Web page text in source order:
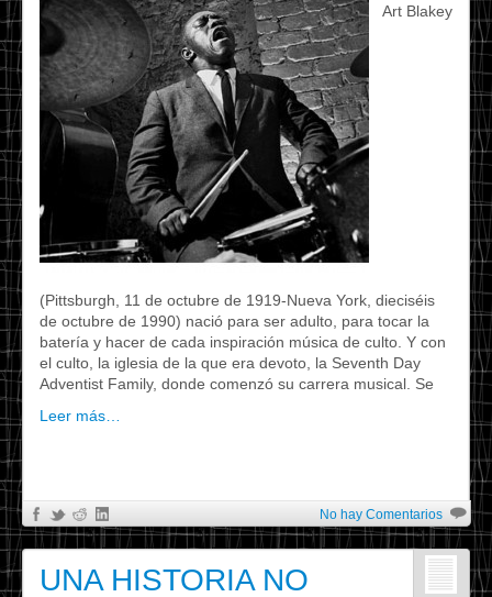
Art Blakey
(Pittsburgh, 11 de octubre de 1919-Nueva York, dieciséis
de octubre de 1990) nació para ser adulto, para tocar la
batería y hacer de cada inspiración música de culto. Y con
el culto, la iglesia de la que era devoto, la Seventh Day
Adventist Family, donde comenzó su carrera musical. Se
Leer más…
No hay Comentarios
UNA HISTORIA NO